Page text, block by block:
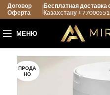
Договор
Оферта
Бесплатная доставка
Казахстану
МЕНЮ
ПРОДА
НО